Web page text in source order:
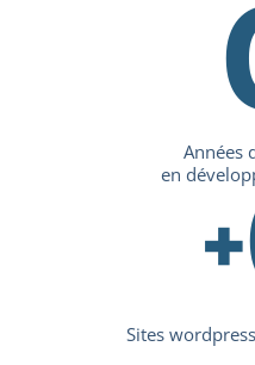
Années
en
Sites
+